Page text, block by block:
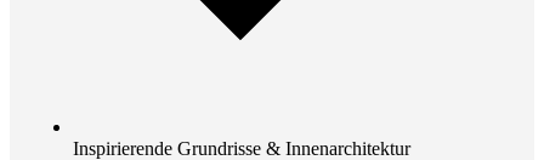
Inspirierende Grundrisse & Innenarchitektur